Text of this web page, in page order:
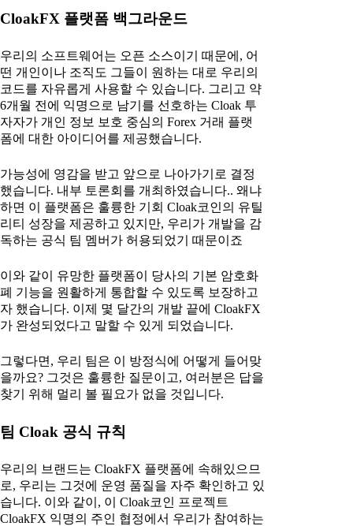
CloakFX 플랫폼 백그라운드
우리의 소프트웨어는 오픈 소스이기 때문에, 어
떤 개인이나 조직도 그들이 원하는 대로 우리의
코드를 자유롭게 사용할 수 있습니다. 그리고 약
6개월 전에 익명으로 남기를 선호하는 Cloak 투
자자가 개인 정보 보호 중심의 Forex 거래 플랫
폼에 대한 아이디어를 제공했습니다.
가능성에 영감을 받고 앞으로 나아가기로 결정
했습니다. 내부 토론회를 개최하였습니다.. 왜냐
하면 이 플랫폼은 훌륭한 기회 Cloak코인의 유틸
리티 성장을 제공하고 있지만, 우리가 개발을 감
독하는 공식 팀 멤버가 허용되었기 때문이죠
이와 같이 유망한 플랫폼이 당사의 기본 암호화
폐 기능을 원활하게 통합할 수 있도록 보장하고
자 했습니다. 이제 몇 달간의 개발 끝에 CloakFX
가 완성되었다고 말할 수 있게 되었습니다.
그렇다면, 우리 팀은 이 방정식에 어떻게 들어맞
을까요? 그것은 훌륭한 질문이고, 여러분은 답을
찾기 위해 멀리 볼 필요가 없을 것입니다.
팀 Cloak 공식 규칙
우리의 브랜드는 CloakFX 플랫폼에 속해있으므
로, 우리는 그것에 운영 품질을 자주 확인하고 있
습니다. 이와 같이, 이 Cloak코인 프로젝트
CloakFX 익명의 주인 협정에서 우리가 참여하는